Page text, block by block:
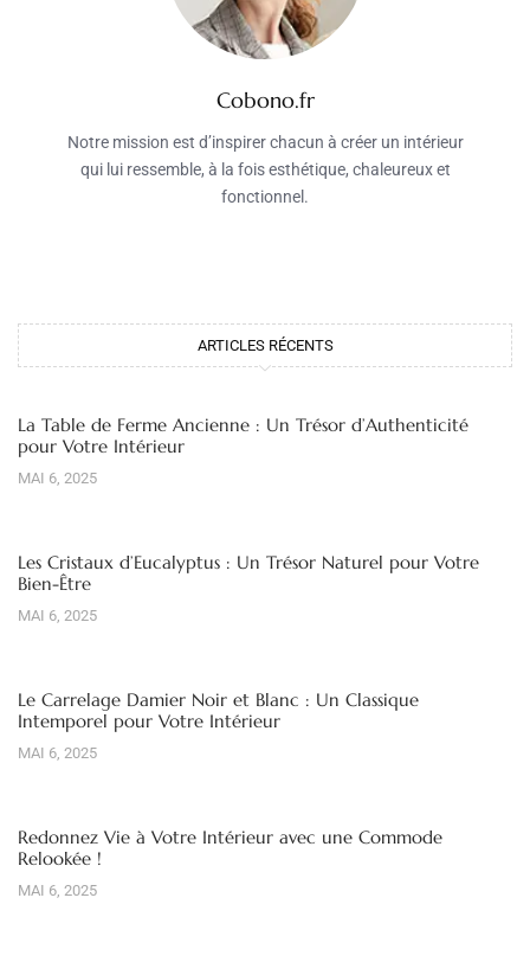
Cobono.fr
Notre mission est d’inspirer chacun à créer un intérieur
qui lui ressemble, à la fois esthétique, chaleureux et
fonctionnel.
ARTICLES RÉCENTS
La Table de Ferme Ancienne : Un Trésor d’Authenticité
pour Votre Intérieur
MAI 6, 2025
Les Cristaux d’Eucalyptus : Un Trésor Naturel pour Votre
Bien-Être
MAI 6, 2025
Le Carrelage Damier Noir et Blanc : Un Classique
Intemporel pour Votre Intérieur
MAI 6, 2025
Redonnez Vie à Votre Intérieur avec une Commode
Relookée !
MAI 6, 2025